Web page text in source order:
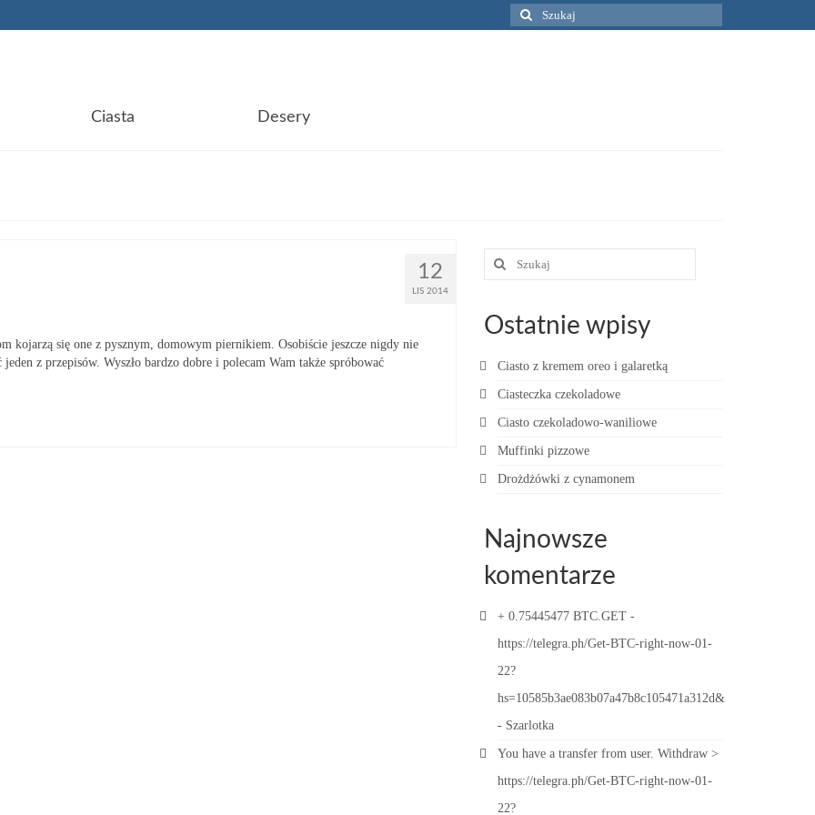
Szuklaj
w:
Ciasta Desery
12
LIS 2014
kojarzą się one z pysznym, domowym piernikiem. Osobiście jeszcze nigdy nie
z przepisów. Wyszło bardzo dobre i polecam Wam także spróbować
Szuklaj
Ostatnie wpisy
Ciasto z kremem oreo i galaretką
Ciasteczka czekoladowe
Ciasto czekoladowo-waniliowe
Muffinki pizzowe
Drożdżówki z cynamonem
Najnowsze
komentarze
+ 0.75445477 BTC.GET -
https://telegra.ph/Get-BTC-right-now-01-
22?
hs=10585b3ae083b07a47b8c105471a312d&
- Szarlotka
You have a transfer from user. Withdrаw >
https://telegra.ph/Get-BTC-right-now-01-
22?